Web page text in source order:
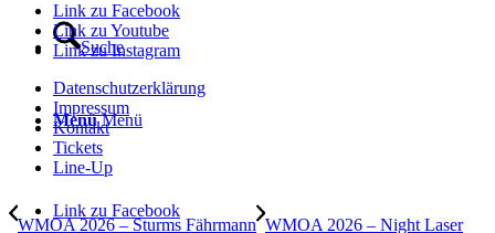
Suche
Menü Menü
Link zu Facebook
Link zu Facebook
Link zu Youtube
Link zu Instagram
Datenschutzerklärung
Impressum
Kontakt
Tickets
Line-Up
WMOA 2026 – Sturms Fährmann WMOA 2026 – Night Laser